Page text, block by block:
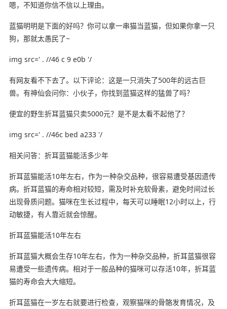
嗯，不知道你信不信以上理由。
蓝猫明明是下面的好吗？你可以拿一串猫当蓝猫，但如果你拿一只
狗，那就太愚民了~
img src=' . //46 c 9 e0b '/
有网友看不下去了。以下评论：这是一只消失了500年的远古巨
兽。有神仙会问你：小伙子，你找到蓝猫这样的猛兽了吗？
便宜的野生折耳蓝猫只卖5000元？是不是太看不起他了？
img src=' . //46c bed a233 '/
相关问答：折耳蓝猫能活多少年
折耳蓝猫能活10年左右，作为一种杂交品种，很容易遭受基因遗传
病。折耳蓝猫的寿命相对较短，需及时补充软骨素，避免时间过长
出现骨质问题。猫咪在生长过程中，每天可以睡眠12小时以上，行
动敏捷，有人靠近就会惊醒。
折耳蓝猫能活10年左右
折耳蓝猫大概会生存10年左右，作为一种杂交品种，折耳蓝猫很容
易遭受一些遗传病。相对于一般品种的猫咪可以存活10年，折耳蓝
猫的寿命会大大缩短。
折耳蓝猫在一岁左右就要进行检查，观察猫咪的骨骼发育情况，及